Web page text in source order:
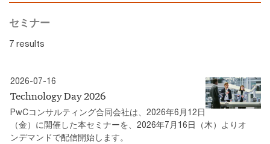
セミナー
7 results
2026-07-16
Technology Day 2026
PwCコンサルティング合同会社は、2026年6月12日
（金）に開催した本セミナーを、2026年7月16日（木）よりオ
ンデマンドで配信開始します。